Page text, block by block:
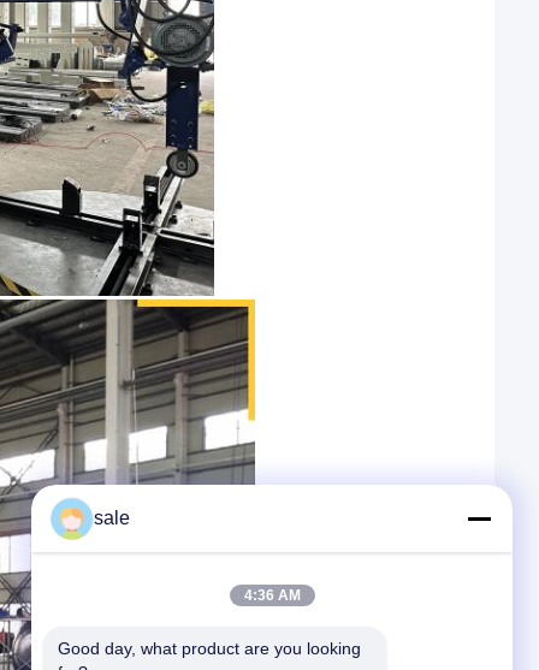
sale
4:36 AM
Good day, what product are you looking